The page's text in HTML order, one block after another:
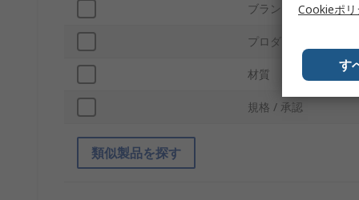
ブランド
プロダクトタイプ
材質
規格 / 承認
類似製品を探す
Cookieポリ
す